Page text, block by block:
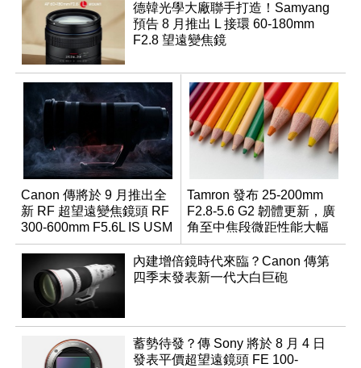
德韓光學大廠聯手打造！Samyang
預告 8 月推出 L 接環 60-180mm
F2.8 望遠變焦鏡
Canon 傳將於 9 月推出全
新 RF 超望遠變焦鏡頭 RF
300-600mm F5.6L IS USM
Tamron 發布 25-200mm
F2.8-5.6 G2 韌體更新，廣
角至中焦段微距性能大幅
升級
內建增倍鏡時代來臨？Canon 傳第
四季末發表新一代大白巨砲
蓄勢待發？傳 Sony 將於 8 月 4 日
發表平價超望遠鏡頭 FE 100-